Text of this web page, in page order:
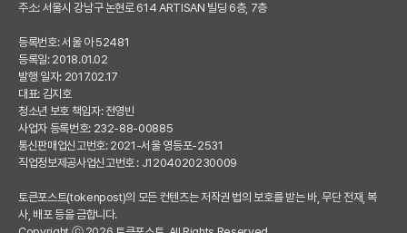
주소: 서울시 강남구 논현로 614 ARTISAN 빌딩 6층, 7층
등록번호: 서울 아 52481
등록일: 2018.01.02
발행 일자: 2017.02.17
대표: 김지호
청소년 보호 책임자: 전영빈
사업자 등록번호: 232-88-00885
통신판매업신고번호: 2021-서울 영등포-2531
직업정보제공사업신고번호 : J1204020230009
토큰포스트(tokenpost)의 모든 컨텐츠는 저작권 법의 보호를 받는 바, 무단 전재, 복
사, 배포 등을 금합니다.